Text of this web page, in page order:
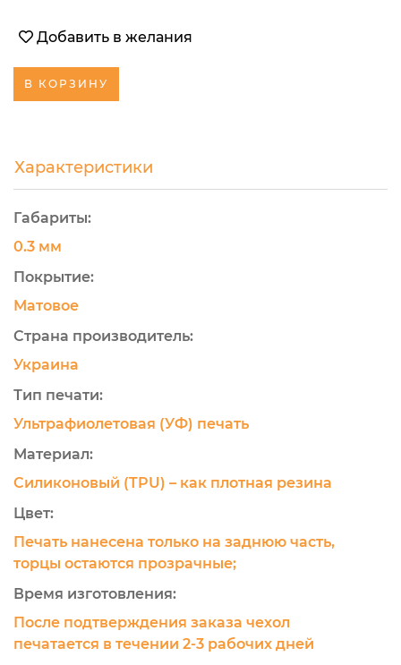
Добавить в желания
В КОРЗИНУ
Характеристики
Габариты:
0.3 мм
Покрытие:
Матовое
Страна производитель:
Украина
Тип печати:
Ультрафиолетовая (УФ) печать
Материал:
Силиконовый (TPU) – как плотная резина
Цвет:
Печать нанесена только на заднюю часть,
торцы остаются прозрачные;
Время изготовления:
После подтверждения заказа чехол
печатается в течении 2-3 рабочих дней